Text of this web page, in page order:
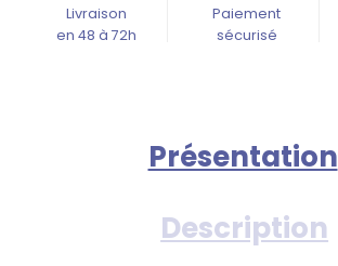
Livraison
en 48 à 72h
Paiement
sécurisé
Présentation
Description